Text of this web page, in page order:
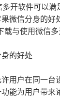
多开软件可以满
微信分身的好
载与使用微信
的好处
用户在同一台
能为用户带来